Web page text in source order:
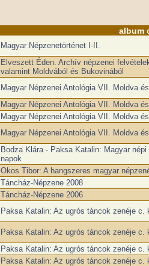
album
Magyar Népzenetörténet I-II.
Elveszett Éden. Archív népzenei
valamint Moldvából és Bukovinából
Magyar Népzenei Antológia VII. Moldva
Magyar Népzenei Antológia VII. Moldva
Magyar Népzenei Antológia VII. Moldva
Magyar Népzenei Antológia VII. Moldva
Bodza Klára - Paksa Katalin: Magyar
napok
Okos Tibor: A hangszeres magyar
Táncház-Népzene 2008
Táncház-Népzene 2006
Paksa Katalin: Az ugrós táncok zenéje c.
Paksa Katalin: Az ugrós táncok zenéje c.
Paksa Katalin: Az ugrós táncok zenéje c.
Paksa Katalin: Az ugrós táncok zenéje c.